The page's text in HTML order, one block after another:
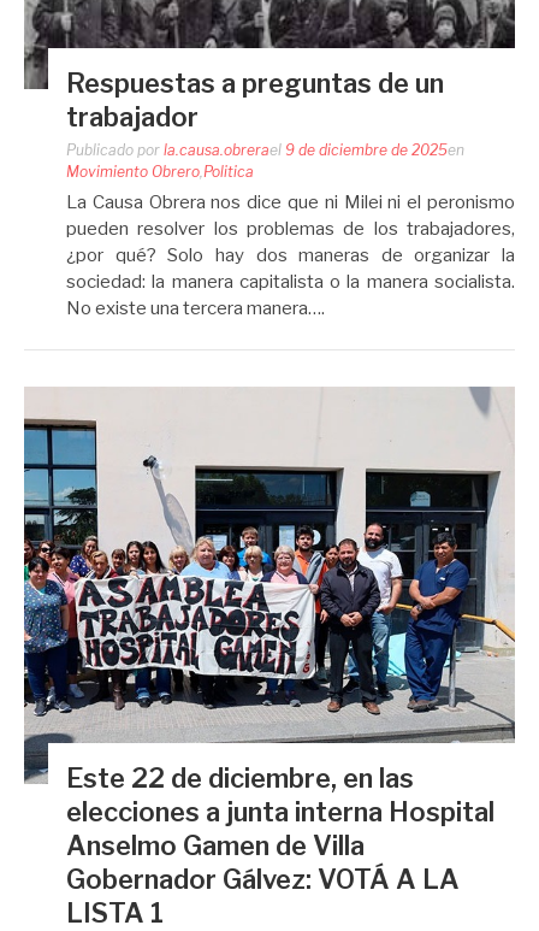
Respuestas a preguntas de un
trabajador
Publicado por la.causa.obrerael 9 de diciembre de 2025en
Movimiento Obrero,Politica
La Causa Obrera nos dice que ni Milei ni el peronismo
pueden resolver los problemas de los trabajadores,
¿por qué? Solo hay dos maneras de organizar la
sociedad: la manera capitalista o la manera socialista.
No existe una tercera manera….
Este 22 de diciembre, en las
elecciones a junta interna Hospital
Anselmo Gamen de Villa
Gobernador Gálvez: VOTÁ A LA
LISTA 1